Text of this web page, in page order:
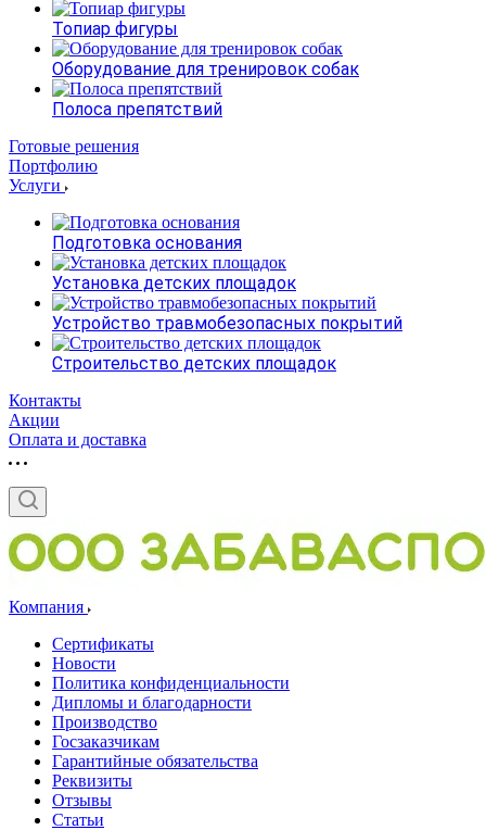
Топиар фигуры
Оборудование для тренировок собак
Полоса препятствий
Готовые решения
Портфолию
Услуги
Подготовка основания
Установка детских площадок
Устройство травмобезопасных покрытий
Строительство детских площадок
Контакты
Акции
Оплата и доставка
Компания
Сертификаты
Новости
Политика конфиденциальности
Дипломы и благодарности
Производство
Госзаказчикам
Гарантийные обязательства
Реквизиты
Отзывы
Статьи